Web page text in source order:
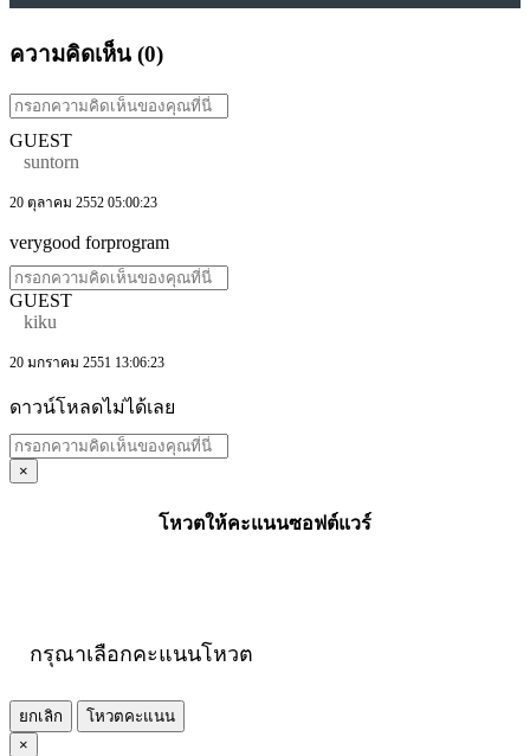
ความคิดเห็น (0)
GUEST
suntorn
20 ตุลาคม 2552 05:00:23
verygood forprogram
GUEST
kiku
20 มกราคม 2551 13:06:23
ดาวน์โหลดไม่ได้เลย
×
โหวตให้คะแนนซอฟต์แวร์
กรุณาเลือกคะแนนโหวต
ยกเลิก
โหวตคะแนน
×